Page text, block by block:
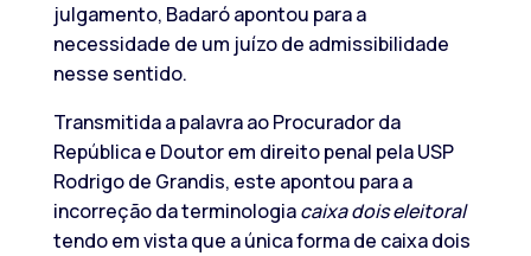
julgamento, Badaró apontou para a
necessidade de um juízo de admissibilidade
nesse sentido.
Transmitida a palavra ao Procurador da
República e Doutor em direito penal pela USP
Rodrigo de Grandis, este apontou para a
incorreção da terminologiacaixa dois eleitoral
tendo em vista que a única forma de caixa dois